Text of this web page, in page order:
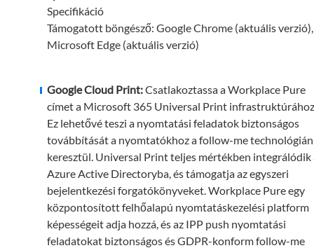
Specifikáció
Támogatott böngésző: Google Chrome (aktuális verzió),
Microsoft Edge (aktuális verzió)
Google Cloud Print:Csatlakoztassa a Workplace Pure
címet a Microsoft 365 Universal Print
Ez lehetővé teszi a nyomtatási feladatok biztonságos
továbbítását a nyomtatókhoz a follow-me technológián
keresztül. Universal Print teljes mértékben integrálódik
Azure Active Directoryba, és támogatja az egyszeri
bejelentkezési forgatókönyveket. Workplace Pure egy
központosított felhőalapú nyomtatáskezelési platform
képességeit adja hozzá, és az IPP push nyomtatási
feladatokat biztonságos és GDPR-konform follow-me